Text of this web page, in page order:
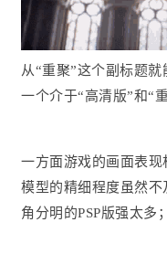
从“重聚”这个副标题
一个介于“高清版”和“
一方面游戏的画面表现
模型的精细程度虽然
角分明的PSP版强太多；